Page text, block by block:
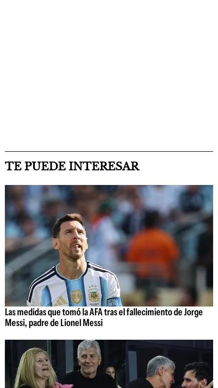
TE PUEDE INTERESAR
Las medidas que tomó la AFA tras el fallecimiento de Jorge
Messi, padre de Lionel Messi